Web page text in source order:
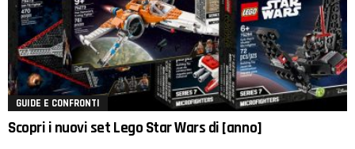
GUIDE E CONFRONTI
Scopri i nuovi set Lego Star Wars di [anno]